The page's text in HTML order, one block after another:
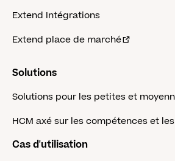
Extend Intégrations
Extend place de marché
Solutions
Solutions pour les petites et
HCM axé sur les compétences et
Cas d'utilisation